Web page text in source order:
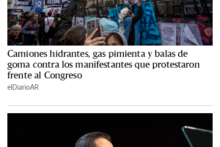
Camiones hidrantes, gas pimienta y balas de
goma contra los manifestantes que protestaron
frente al Congreso
elDiarioAR